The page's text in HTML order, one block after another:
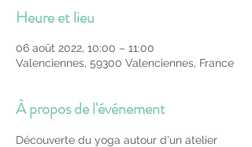
Heure et lieu
06 août 2022, 10:00 – 11:00
Valenciennes, 59300 Valenciennes, France
À propos de l'événement
Découverte du yoga autour d'un atelier